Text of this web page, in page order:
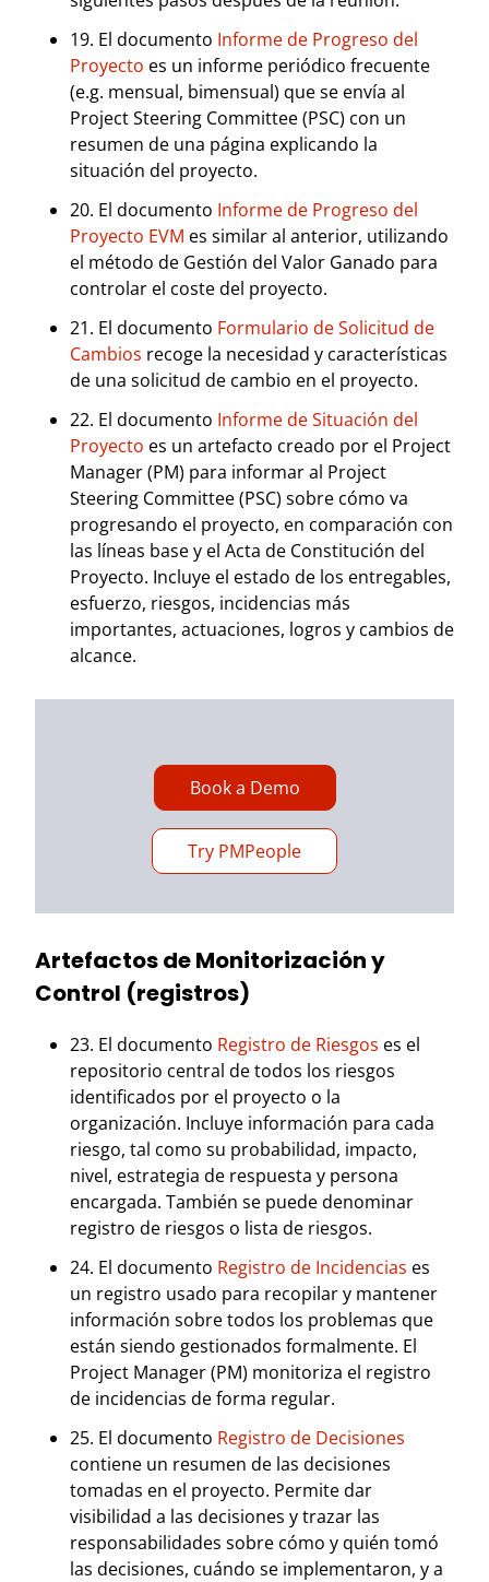
19. El documento Informe de Progreso del
Proyecto es un informe periódico frecuente
(e.g. mensual, bimensual) que se envía al
Project Steering Committee (PSC) con un
resumen de una página explicando la
situación del proyecto.
20. El documento Informe de Progreso del
Proyecto EVM es similar al anterior, utilizando
el método de Gestión del Valor Ganado para
controlar el coste del proyecto.
21. El documento Formulario de Solicitud de
Cambios recoge la necesidad y características
de una solicitud de cambio en el proyecto.
22. El documento Informe de Situación del
Proyecto es un artefacto creado por el Project
Manager (PM) para informar al Project
Steering Committee (PSC) sobre cómo va
progresando el proyecto, en comparación con
las líneas base y el Acta de Constitución del
Proyecto. Incluye el estado de los entregables,
esfuerzo, riesgos, incidencias más
importantes, actuaciones, logros y cambios de
alcance.
Book a Demo
Try PMPeople
Artefactos de Monitorización y
Control (registros)
23. El documento Registro de Riesgos es el
repositorio central de todos los riesgos
identificados por el proyecto o la
organización. Incluye información para cada
riesgo, tal como su probabilidad, impacto,
nivel, estrategia de respuesta y persona
encargada. También se puede denominar
registro de riesgos o lista de riesgos.
24. El documento Registro de Incidencias es
un registro usado para recopilar y mantener
información sobre todos los problemas que
están siendo gestionados formalmente. El
Project Manager (PM) monitoriza el registro
de incidencias de forma regular.
25. El documento Registro de Decisiones
contiene un resumen de las decisiones
tomadas en el proyecto. Permite dar
visibilidad a las decisiones y trazar las
responsabilidades sobre cómo y quién tomó
las decisiones, cuándo se implementaron, y a